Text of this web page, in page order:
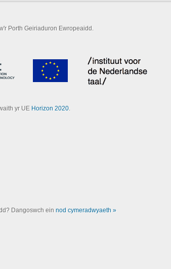
Porth Geiriaduron Ewropeaidd.
yr UE Horizon 2020.
Dangoswch ein nod cymeradwyaeth »